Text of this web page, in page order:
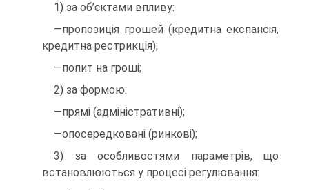
1) за об’єктами впливу:
—пропозиція грошей (кредитна експансія,
кредитна рестрикція);
—попит на гроші;
2) за формою:
—прямі (адміністративні);
—опосередковані (ринкові);
3) за особливостями параметрів, що
встановлюються у процесі регулювання: